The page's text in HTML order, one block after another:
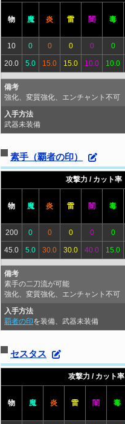
物
魔 炎 雷 闇 毒
10 0 0 0 0 0
20.0
5.0 15.0 15.0 10.0 10.0
備考
強化、変質強化、エンチャント不可
入手方法
武器未装備
素手（覇者の印）
攻撃力 / カット率
物
魔 炎 雷 闇 毒
200 0 0 0 0 0
45.0
5.0 30.0 30.0 40.0 15.0
備考
素手の二刀流が可能
強化、変質強化、エンチャント不可
入手方法
覇者の印を装備、武器未装備
セスタス
攻撃力 / カット率
物
魔 炎 雷 闇 毒